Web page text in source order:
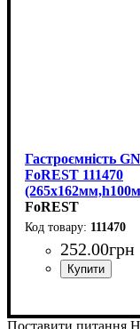
Гастроємність
FoREST 111470
FoREST
111470
252.00грн
Поставити питання